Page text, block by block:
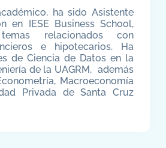
ha sido Asistente
en IESE Business School,
relacionados con
e hipotecarios. Ha
de Ciencia de Datos en la
de la UAGRM, además
Macroeconomía
Privada de Santa Cruz